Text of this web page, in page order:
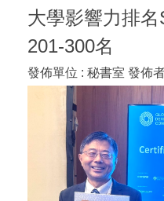
大學影響力排
201-300名
發佈單位 : 秘書室 發佈